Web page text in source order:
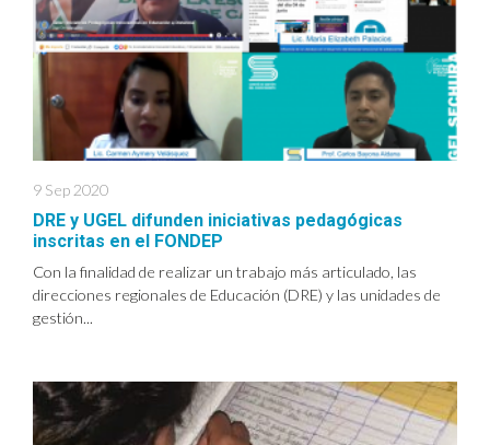
9 Sep 2020
DRE y UGEL difunden iniciativas pedagógicas
inscritas en el FONDEP
Con la finalidad de realizar un trabajo más articulado, las
direcciones regionales de Educación (DRE) y las unidades de
gestión...